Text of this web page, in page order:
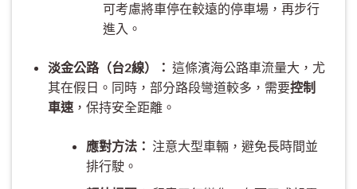
可考慮將車停在較遠的停車場，再步行
進入。
淡金公路（台2線）： 這條濱海公路車流量大，尤
其在假日。同時，部分路段彎道較多，需要控制
車速，保持安全距離。
應對方法： 注意大型車輛，避免長時間並
排行駛。